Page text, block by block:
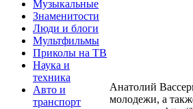
Музыкальные
Знаменитости
Люди и блоги
Мультфильмы
Приколы на ТВ
Наука и
техника
Авто и
транспорт
Анатолий
молодежи, а